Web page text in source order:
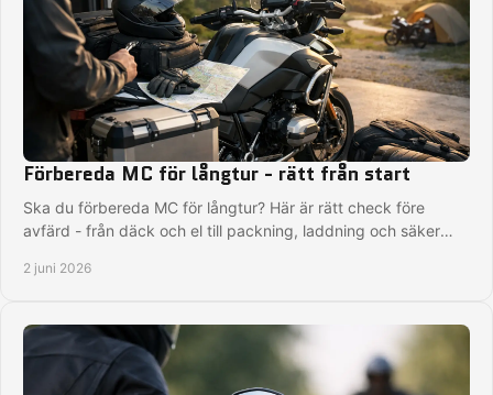
Förbereda MC för långtur - rätt från start
Ska du förbereda MC för långtur? Här är rätt check före
avfärd - från däck och el till packning, laddning och säker
2 juni 2026